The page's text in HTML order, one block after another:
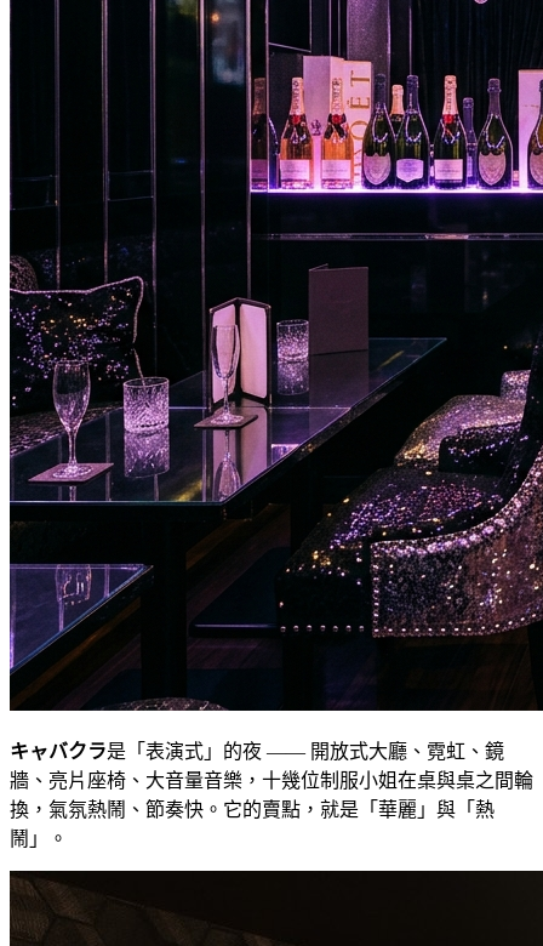
キャバクラ是「表演式」的夜 —— 開放式大廳、霓虹、鏡
牆、亮片座椅、大音量音樂，十幾位制服小姐在桌與桌之間輪
換，氣氛熱鬧、節奏快。它的賣點，就是「華麗」與「熱
鬧」。